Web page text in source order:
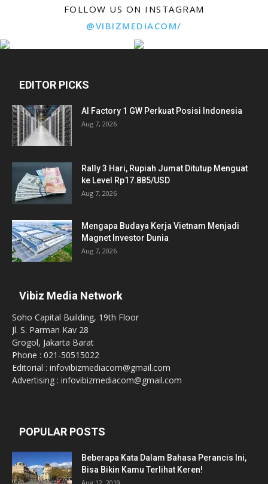
FOLLOW US ON INSTAGRAM
@VIBIZMEDIACOM/
EDITOR PICKS
AI Factory 1 GW Perkuat Posisi Indonesia
Aug 7, 2026
Rally 3 Hari, Rupiah Jumat Ditutup Menguat
ke Level Rp17.885/USD
Aug 7, 2026
Mengapa Budaya Kerja Vietnam Menjadi
Magnet Investor Dunia
Aug 7, 2026
Vibiz Media Network
Soho Capital Building, 19th Floor
Jl. S. Parman Kav 28
Grogol, Jakarta Barat
Phone : 021-50515022
Editorial : infovibizmediacom@gmail.com
Advertising : infovibizmediacom@gmail.com
POPULAR POSTS
Beberapa Kata Dalam Bahasa Perancis Ini,
Bisa Bikin Kamu Terlihat Keren!